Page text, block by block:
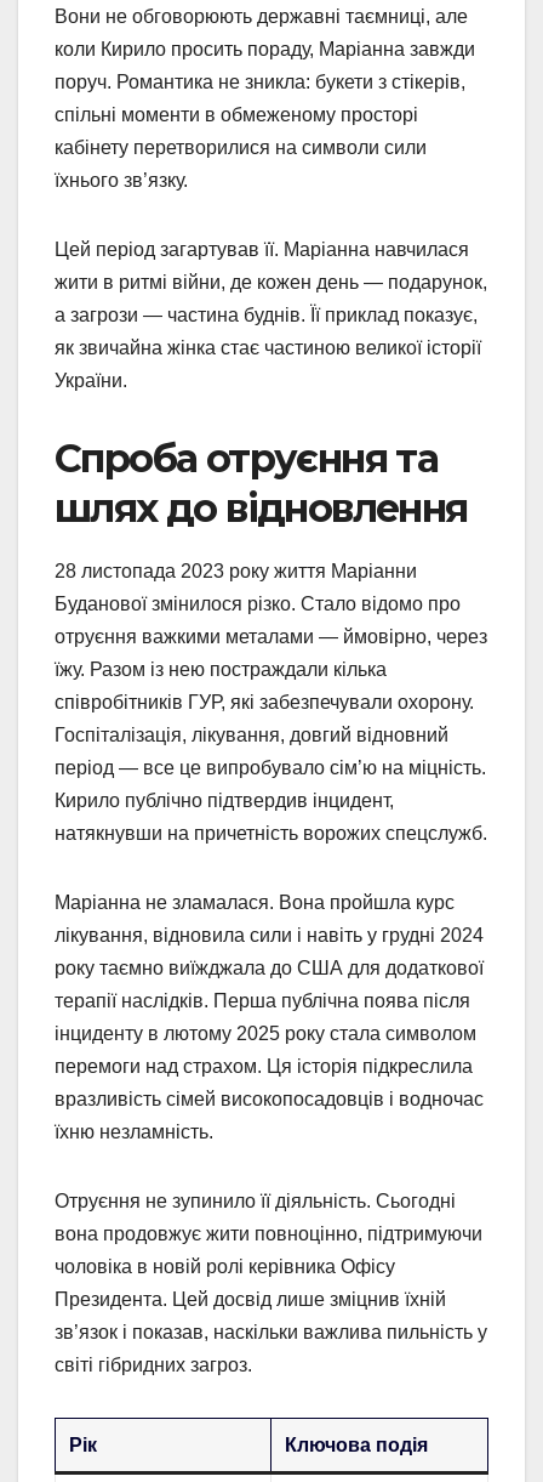
Вони не обговорюють державні таємниці, але
коли Кирило просить пораду, Маріанна завжди
поруч. Романтика не зникла: букети з стікерів,
спільні моменти в обмеженому просторі
кабінету перетворилися на символи сили
їхнього зв’язку.
Цей період загартував її. Маріанна навчилася
жити в ритмі війни, де кожен день — подарунок,
а загрози — частина буднів. Її приклад показує,
як звичайна жінка стає частиною великої історії
України.
Спроба отруєння та
шлях до відновлення
28 листопада 2023 року життя Маріанни
Буданової змінилося різко. Стало відомо про
отруєння важкими металами — ймовірно, через
їжу. Разом із нею постраждали кілька
співробітників ГУР, які забезпечували охорону.
Госпіталізація, лікування, довгий відновний
період — все це випробувало сім’ю на міцність.
Кирило публічно підтвердив інцидент,
натякнувши на причетність ворожих спецслужб.
Маріанна не зламалася. Вона пройшла курс
лікування, відновила сили і навіть у грудні 2024
року таємно виїжджала до США для додаткової
терапії наслідків. Перша публічна поява після
інциденту в лютому 2025 року стала символом
перемоги над страхом. Ця історія підкреслила
вразливість сімей високопосадовців і водночас
їхню незламність.
Отруєння не зупинило її діяльність. Сьогодні
вона продовжує жити повноцінно, підтримуючи
чоловіка в новій ролі керівника Офісу
Президента. Цей досвід лише зміцнив їхній
зв’язок і показав, наскільки важлива пильність у
світі гібридних загроз.
Рік Ключова подія